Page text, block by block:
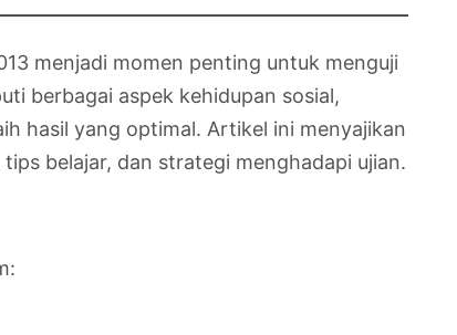
menjadi momen penting untuk menguji
berbagai aspek kehidupan sosial,
hasil yang optimal. Artikel ini menyajikan
belajar, dan strategi menghadapi ujian.